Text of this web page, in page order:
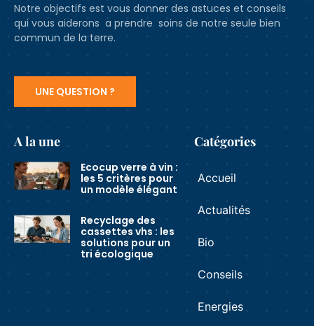
Notre objectifs est vous donner des astuces et conseils
qui vous aiderons a prendre soins de notre seule bien
commun de la terre.
UNE QUESTION ?
A la une
Ecocup verre à vin :
les 5 critères pour
un modèle élégant
Recyclage des
cassettes vhs : les
solutions pour un
tri écologique
Catégories
Accueil
Actualités
Bio
Conseils
Energies